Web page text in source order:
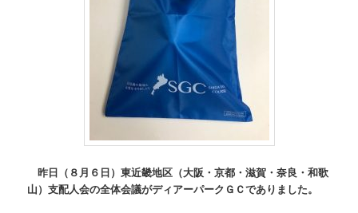
昨日（８月６日）東近畿地区（大阪・京都・滋賀・奈良・和歌
山）支配人会の全体会議がディアーパークＧＣでありました。